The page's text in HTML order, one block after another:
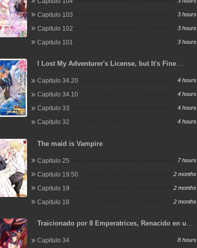
Capitulo 103 3 hours
Capitulo 102 3 hours
Capitulo 101 3 hours
I Lost My Adventurer's License, but It's Fine
Capitulo 34.20 4 hours
Capitulo 34.10 4 hours
Capitulo 33 4 hours
Capitulo 32 4 hours
The maid is Vampire
Capitulo 25 7 hours
Capitulo 19.50 2 months
Capitulo 19 2 months
Capitulo 18 2 months
Traicionado por 8 Emperatrices, Renacido en un
Capitulo 34 8 hours